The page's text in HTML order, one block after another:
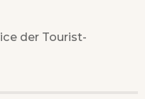
der Tourist-